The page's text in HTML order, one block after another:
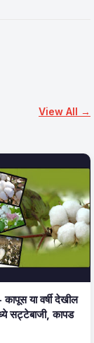
View All →
या वर्षी देखील
सट्टेबाजी, कापड